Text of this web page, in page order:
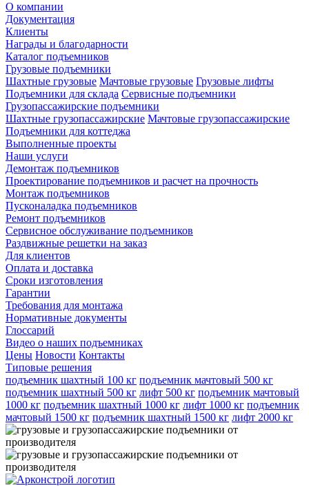
О компании
Документация
Клиенты
Награды и благодарности
Каталог подъемников
Грузовые подъемники
Шахтные грузовые Мачтовые грузовые Грузовые лифты
Подъемники для склада Сервисные подъемники
Грузопассажирские подъемники
Шахтные грузопассажирские Мачтовые грузопассажирские
Подъемники для коттеджа
Выполненные проекты
Наши услуги
Демонтаж подъемников
Проектирование подъемников и расчет на прочность
Монтаж подъемников
Пусконаладка подъемников
Ремонт подъемников
Сервисное обслуживание подъемников
Раздвижные решетки на заказ
Для клиентов
Оплата и доставка
Сроки изготовления
Гарантии
Требования для монтажа
Нормативные документы
Глоссарий
Видео о наших подъемниках
Цены Новости Контакты
Типовые решения
подъемник шахтный 100 кг подъемник мачтовый 500 кг
подъемник шахтный 500 кг лифт 500 кг подъемник мачтовый
1000 кг подъемник шахтный 1000 кг лифт 1000 кг подъемник
мачтовый 1500 кг подъемник шахтный 1500 кг лифт 2000 кг